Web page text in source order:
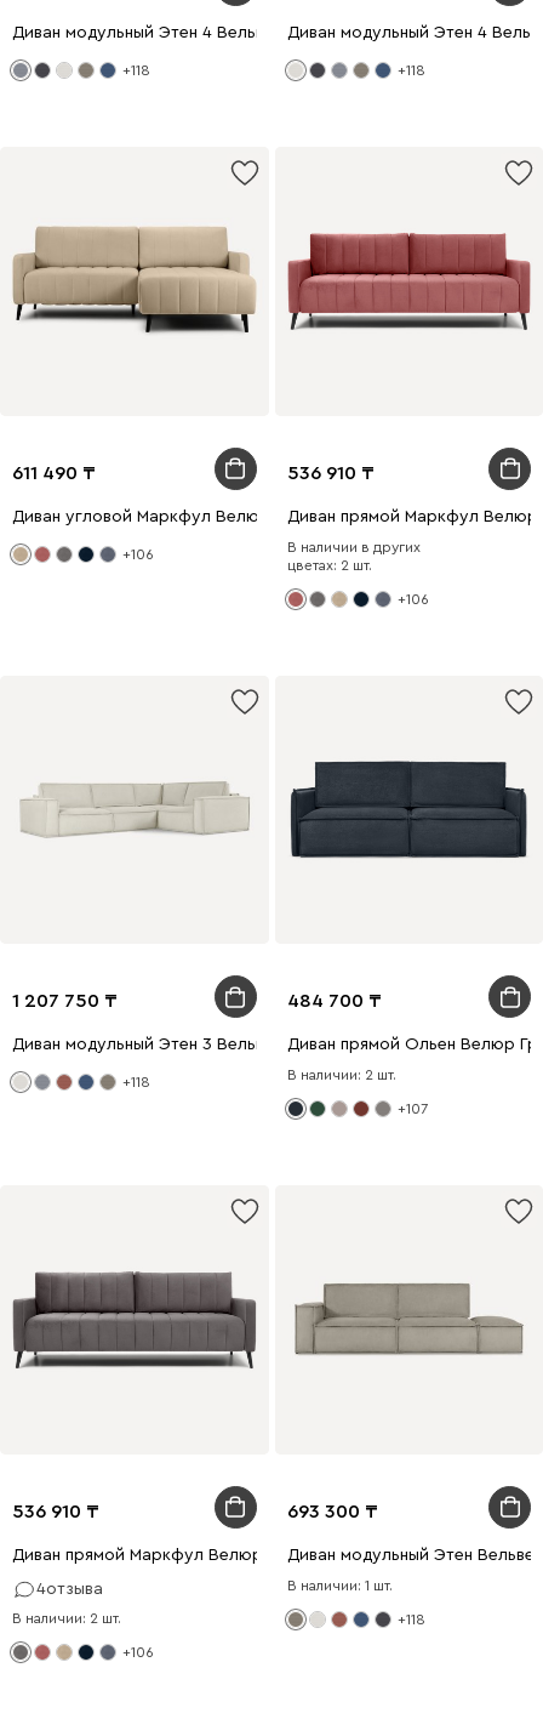
Диван модульный Этен 4 Вельвет Светло-серый
+118
Диван модульный Этен 4
+118
611 490
Диван угловой Маркфул Велюр Бежевый
+106
536 910
Диван прямой Маркфул Велюр
В наличии в других
цветах: 2 шт.
+106
1 207 750
Диван модульный Этен 3 Вельвет Молочный
+118
484 700
Диван прямой Ольен Велюр
В наличии: 2 шт.
+107
536 910
Диван прямой Маркфул Велюр Серый
4отзыва
В наличии: 2 шт.
+106
693 300
Диван модульный Этен
В наличии: 1 шт.
+118